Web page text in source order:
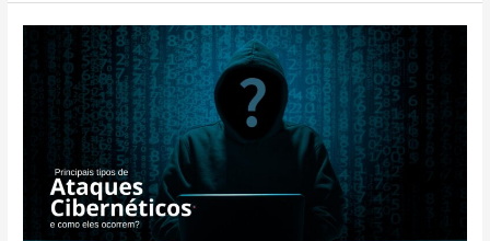
Segurança
dados